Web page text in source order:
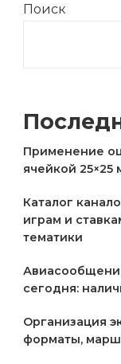
Поиск
Применение
ячейкой
Каталог
играм и
тематики
сегодня:
Организация
форматы,